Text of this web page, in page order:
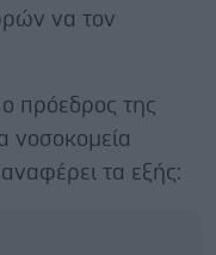
να τον
πρόεδρος της
νοσοκομεία
τα εξής: